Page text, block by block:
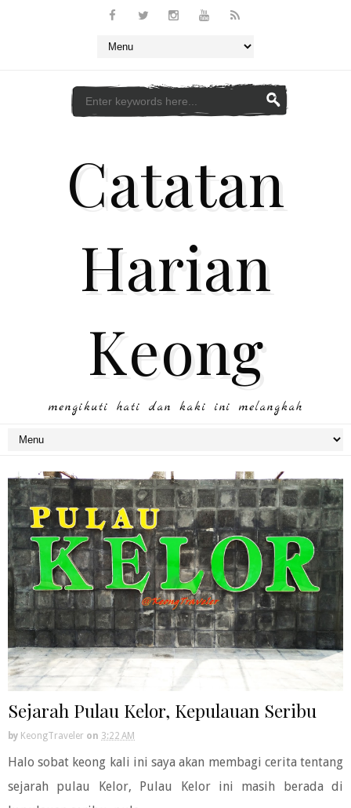
Catatan
Harian
Keong
mengikuti hati dan kaki ini melangkah
Sejarah Pulau Kelor, Kepulauan Seribu
by KeongTraveler on 3:22 AM
Halo sobat keong kali ini saya akan membagi cerita tentang
sejarah pulau Kelor, Pulau Kelor ini masih berada di